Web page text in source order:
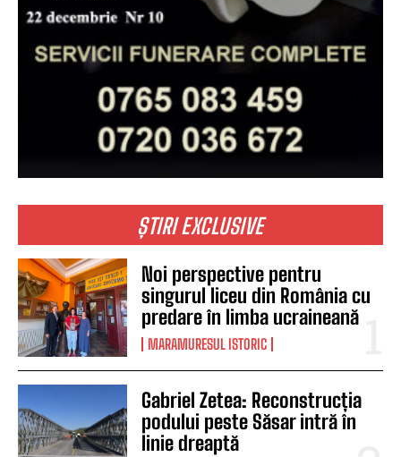
ȘTIRI EXCLUSIVE
Noi perspective pentru
singurul liceu din România cu
predare în limba ucraineană
MARAMURESUL ISTORIC
Gabriel Zetea: Reconstrucția
podului peste Săsar intră în
linie dreaptă